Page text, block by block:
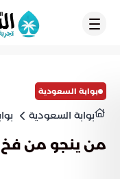
بوابة السعودية
بوابة السعودية
من ينجو من فخ